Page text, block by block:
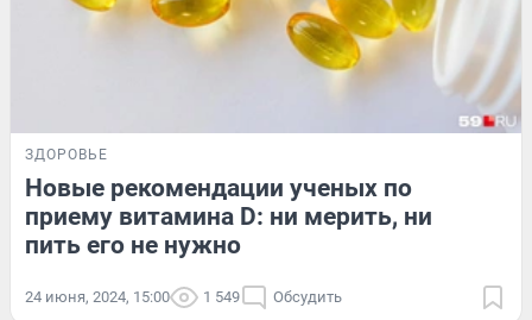
ЗДОРОВЬЕ
Новые рекомендации ученых по
приему витамина D: ни мерить, ни
пить его не нужно
24 июня, 2024, 15:00 1 549 Обсудить